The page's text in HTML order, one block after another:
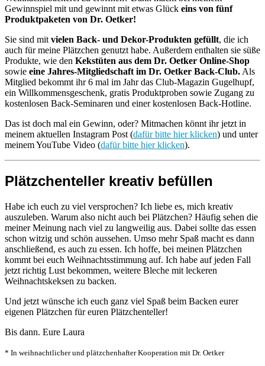
Gewinnspiel mit und gewinnt mit etwas Glück eins von fünf
Produktpaketen von Dr. Oetker!
Sie sind mit vielen Back- und Dekor-Produkten gefüllt, die ich
auch für meine Plätzchen genutzt habe. Außerdem enthalten sie süße
Produkte, wie den Kekstüten aus dem Dr. Oetker Online-Shop
sowie eine Jahres-Mitgliedschaft im Dr. Oetker Back-Club. Als
Mitglied bekommt ihr 6 mal im Jahr das Club-Magazin Gugelhupf,
ein Willkommensgeschenk, gratis Produktproben sowie Zugang zu
kostenlosen Back-Seminaren und einer kostenlosen Back-Hotline.
Das ist doch mal ein Gewinn, oder? Mitmachen könnt ihr jetzt in
meinem aktuellen Instagram Post (dafür bitte hier klicken) und unter
meinem YouTube Video (dafür bitte hier klicken).
Plätzchenteller kreativ befüllen
Habe ich euch zu viel versprochen? Ich liebe es, mich kreativ
auszuleben. Warum also nicht auch bei Plätzchen? Häufig sehen die
meiner Meinung nach viel zu langweilig aus. Dabei sollte das essen
schon witzig und schön aussehen. Umso mehr Spaß macht es dann
anschließend, es auch zu essen. Ich hoffe, bei meinen Plätzchen
kommt bei euch Weihnachtsstimmung auf. Ich habe auf jeden Fall
jetzt richtig Lust bekommen, weitere Bleche mit leckeren
Weihnachtskeksen zu backen.
Und jetzt wünsche ich euch ganz viel Spaß beim Backen eurer
eigenen Plätzchen für euren Plätzchenteller!
Bis dann. Eure Laura
* In weihnachtlicher und plätzchenhafter Kooperation mit Dr. Oetker